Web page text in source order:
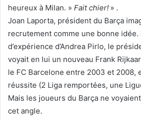
heureux à Milan. » Fait chier! » .
Joan Laporta, président du Barça
recrutement comme une bonne idée.
d’expérience d’Andrea Pirlo, le
voyait en lui un nouveau Frank
le FC Barcelone entre 2003 et 2008,
réussite (2 Liga remportées, une
Mais les joueurs du Barça ne
cet angle.